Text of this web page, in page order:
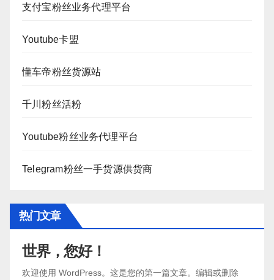
支付宝粉丝业务代理平台
Youtube卡盟
懂车帝粉丝货源站
千川粉丝活粉
Youtube粉丝业务代理平台
Telegram粉丝一手货源供货商
热门文章
世界，您好！
欢迎使用 WordPress。这是您的第一篇文章。编辑或删除